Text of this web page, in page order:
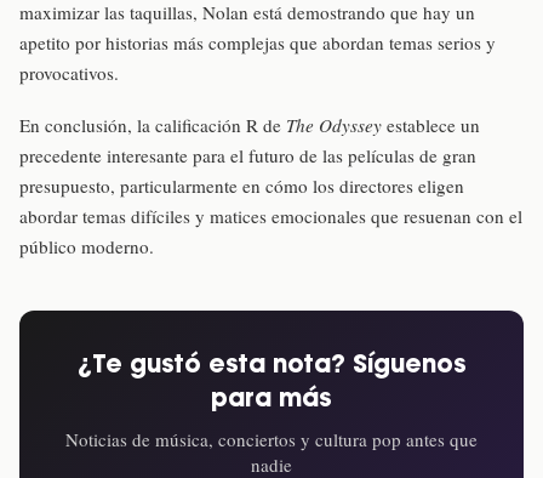
maximizar las taquillas, Nolan está demostrando que hay un
apetito por historias más complejas que abordan temas serios y
provocativos.
En conclusión, la calificación R de The Odyssey establece un
precedente interesante para el futuro de las películas de gran
presupuesto, particularmente en cómo los directores eligen
abordar temas difíciles y matices emocionales que resuenan con el
público moderno.
¿Te gustó esta nota? Síguenos
para más
Noticias de música, conciertos y cultura pop antes que
nadie